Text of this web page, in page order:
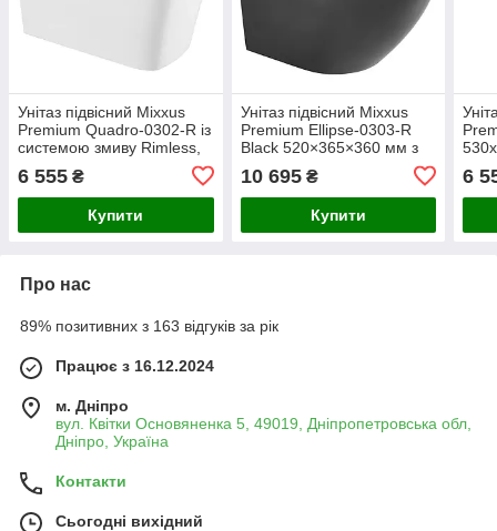
Унітаз підвісний Mixxus
Premium Quadro-0302-R із
системою змиву Rimless,
керамічний (MP6454)
6 555 ₴
Купити
Унітаз підвісний Mixxus
Premium Ellipse-0303-R
Black 520×365×360 мм з
системою змиву RIMLESS,
чорний (MP6464)
10 695₴
Купити
6
Про нас
89% позитивних з 163 відгуків за рік
Працює з 16.12.2024
м. Дніпро
вул. Квітки Основяненка 5, 49019, Дніпропетровська обл,
Дніпро, Україна
Контакти
Сьогодні вихідний